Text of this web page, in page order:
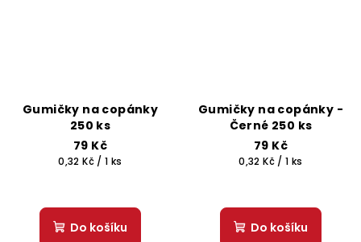
Gumičky na copánky
250 ks
79 Kč
Měrná
0,32 Kč / 1 ks
Do košíku
Gumičky na copánky -
Černé 250 ks
79 Kč
Měrná
0,32 Kč / 1 ks
Do košíku